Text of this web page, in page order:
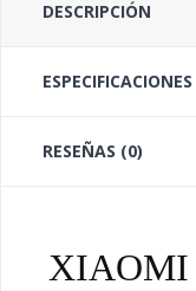
DESCRIPCIÓN
ESPECIFICACIONES
RESEÑAS (0)
XIAOMI